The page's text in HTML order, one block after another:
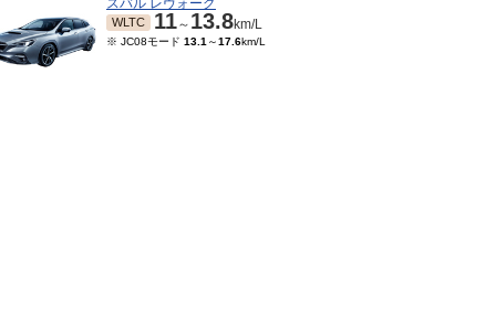
スバル レヴォーグ
WLTC 11～ 13.8km/L
※ JC08モード 13.1 ～17.6km/L